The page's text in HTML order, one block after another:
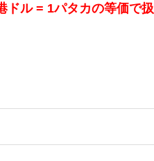
ドル = 1パタカの等価で扱